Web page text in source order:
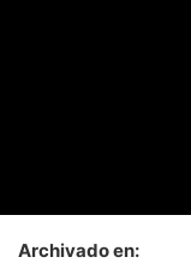
Archivado en: